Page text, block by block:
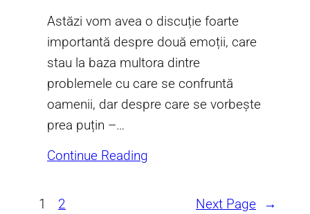
Astăzi vom avea o discuție foarte
importantă despre două emoții, care
stau la baza multora dintre
problemele cu care se confruntă
oamenii, dar despre care se vorbește
prea puțin –…
Continue Reading
1 2 Next Page →